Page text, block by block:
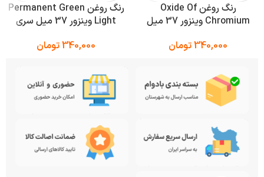
رنگ روغن Oxide Of
Chromium وینزور 37 میل
340,000تومان
رنگ روغن Permanent Green
Light وینزور 37 میل سری
340,000تومان